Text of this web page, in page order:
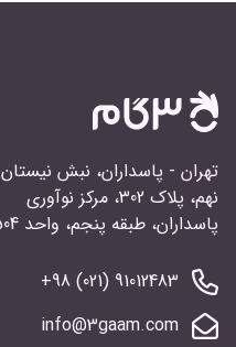
تهران - پاسداران، نبش نیستان
نهم، پلاک 302، مرکز نوآوری
پاسداران، طبقه پنجم، واحد 504
91012483 (021) 98+
info@3gaam.com